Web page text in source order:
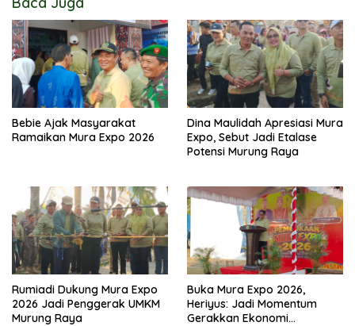
Bebie Ajak Masyarakat
Ramaikan Mura Expo 2026
Dina Maulidah Apresiasi Mura
Expo, Sebut Jadi Etalase
Potensi Murung Raya
Rumiadi Dukung Mura Expo
2026 Jadi Penggerak UMKM
Murung Raya
Buka Mura Expo 2026,
Heriyus: Jadi Momentum
Gerakkan Ekonomi